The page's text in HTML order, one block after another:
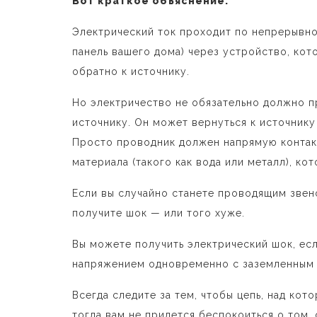
Электрический ток проходит по
панель вашего дома) через устройство,
обратно к источнику.
Но электричество не обязательно должно
источнику. Он может вернуться к
Просто проводник должен напрямую
материала (такого как вода или металл),
Если вы случайно станете проводящим
получите шок — или того хуже.
Вы можете получить электрический шок,
напряжением одновременно с
Всегда следите за тем, чтобы цепь, над